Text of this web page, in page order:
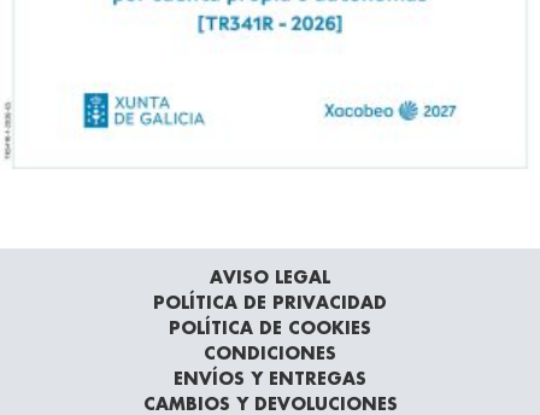
AVISO LEGAL
POLÍTICA DE PRIVACIDAD
POLÍTICA DE COOKIES
CONDICIONES
ENVÍOS Y ENTREGAS
CAMBIOS Y DEVOLUCIONES